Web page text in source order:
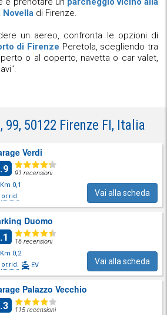
Novella di Firenze.
un aereo, confronta le opzioni di
di Firenze Peretola, scegliendo tra
o al coperto, navetta o car valet,
99, 50122 Firenze FI, Italia
Verdi
91 recensioni
Km 0,1
or.rid.
Vai alla scheda
Duomo
16 recensioni
Km 0,2
or.rid.
EV Vai alla scheda
Palazzo Vecchio
115 recensioni